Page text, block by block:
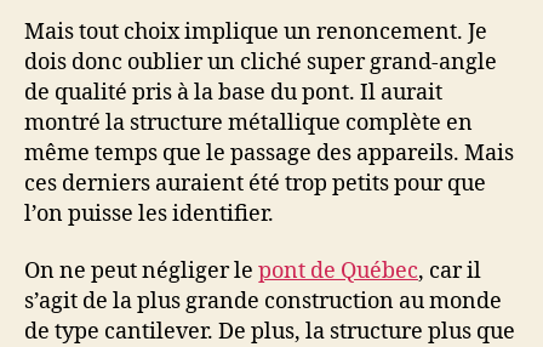
Mais tout choix implique un renoncement. Je
dois donc oublier un cliché super grand-angle
de qualité pris à la base du pont. Il aurait
montré la structure métallique complète en
même temps que le passage des appareils. Mais
ces derniers auraient été trop petits pour que
l’on puisse les identifier.
On ne peut négliger le pont de Québec, car il
s’agit de la plus grande construction au monde
de type cantilever. De plus, la structure plus que